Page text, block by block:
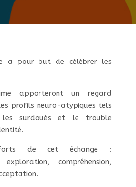
a pour but de célébrer les
apporteront un regard
profils neuro-atypiques tels
les surdoués et le trouble
de cet échange :
exploration, compréhension,